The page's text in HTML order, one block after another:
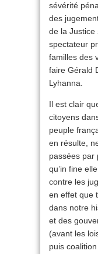
sévérité
des
de la Justice
spectateur
familles des
faire Gérald
Lyhanna.
Il est clair
citoyens
peuple
en résulte,
passées par
qu’in fine
contre les
en effet que
dans notre
et des
(avant les
puis